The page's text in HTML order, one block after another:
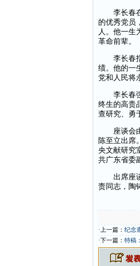
李长春在
的优秀党员
人。他一生
革命前辈。
李长春指
绩。他的一
党和人民将
李长春强
终生的高贵
查研究、勇
座谈会由
陈至立出席
央文献研究
共广东省委
出席座谈
责同志，陶
·上一篇： 纪念
·下一篇： 特稿